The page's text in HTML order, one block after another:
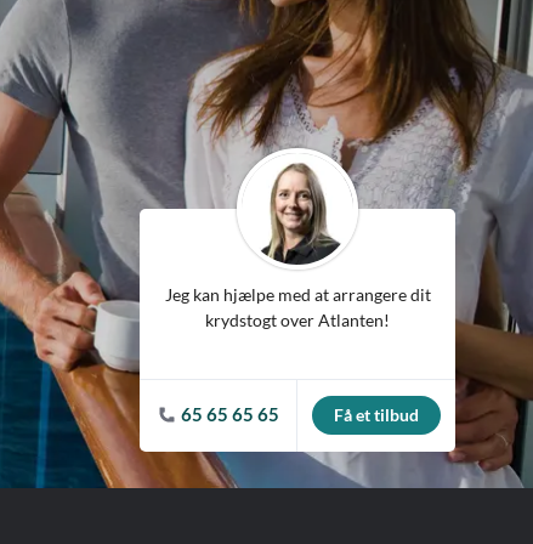
Jeg kan hjælpe med at arrangere dit
krydstogt over Atlanten!
65 65 65 65 Få et tilbud